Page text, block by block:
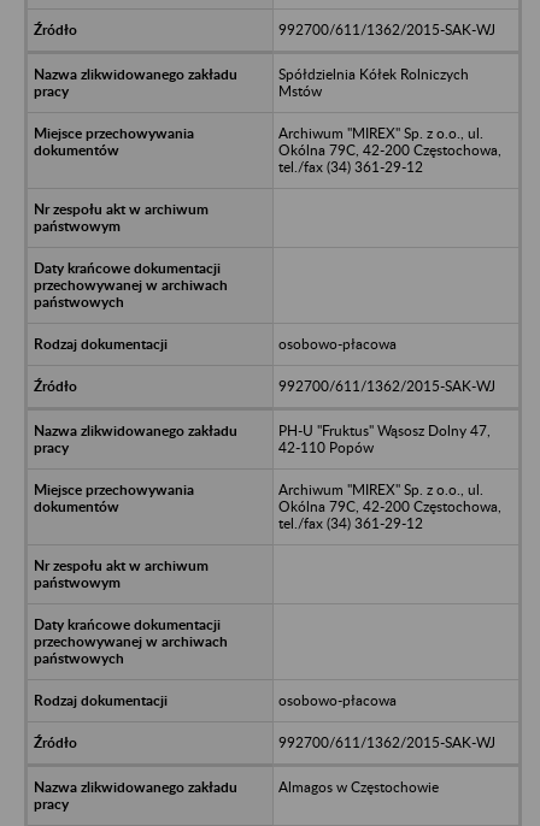
992700/611/1362/2015-SAK-WJ
Spółdzielnia Kółek Rolniczych
Mstów
Archiwum "MIREX" Sp. z o.o., ul.
Okólna 79C, 42-200 Częstochowa,
tel./fax (34) 361-29-12
osobowo-płacowa
992700/611/1362/2015-SAK-WJ
PH-U "Fruktus" Wąsosz Dolny 47,
42-110 Popów
Archiwum "MIREX" Sp. z o.o., ul.
Okólna 79C, 42-200 Częstochowa,
tel./fax (34) 361-29-12
osobowo-płacowa
992700/611/1362/2015-SAK-WJ
Almagos w Częstochowie